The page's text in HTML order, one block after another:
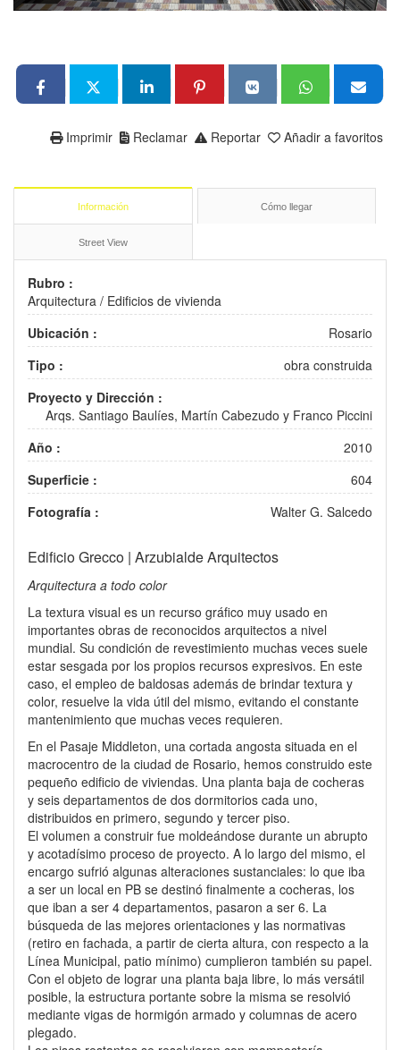
Añadir a favoritos
Reportar
Reclamar
Imprimir
Información Cómo llegar
Street View
Rubro :
Arquitectura / Edificios de vivienda
Ubicación :
Rosario
Tipo :
obra construida
Proyecto y Dirección :
Arqs. Santiago Baulíes, Martín Cabezudo y Franco Piccini
Año :
2010
Superficie :
604
Fotografía :
Walter G. Salcedo
Edificio Grecco | Arzubialde Arquitectos
Arquitectura a todo color
La textura visual es un recurso gráfico muy usado en
importantes obras de reconocidos arquitectos a nivel
mundial. Su condición de revestimiento muchas veces suele
estar sesgada por los propios recursos expresivos. En este
caso, el empleo de baldosas además de brindar textura y
color, resuelve la vida útil del mismo, evitando el constante
mantenimiento que muchas veces requieren.
En el Pasaje Middleton, una cortada angosta situada en el
macrocentro de la ciudad de Rosario, hemos construido este
pequeño edificio de viviendas. Una planta baja de cocheras
y seis departamentos de dos dormitorios cada uno,
distribuidos en primero, segundo y tercer piso.
El volumen a construir fue moldeándose durante un abrupto
y acotadísimo proceso de proyecto. A lo largo del mismo, el
encargo sufrió algunas alteraciones sustanciales: lo que iba
a ser un local en PB se destinó finalmente a cocheras, los
que iban a ser 4 departamentos, pasaron a ser 6. La
búsqueda de las mejores orientaciones y las normativas
(retiro en fachada, a partir de cierta altura, con respecto a la
Línea Municipal, patio mínimo) cumplieron también su papel.
Con el objeto de lograr una planta baja libre, lo más versátil
posible, la estructura portante sobre la misma se resolvió
mediante vigas de hormigón armado y columnas de acero
plegado.